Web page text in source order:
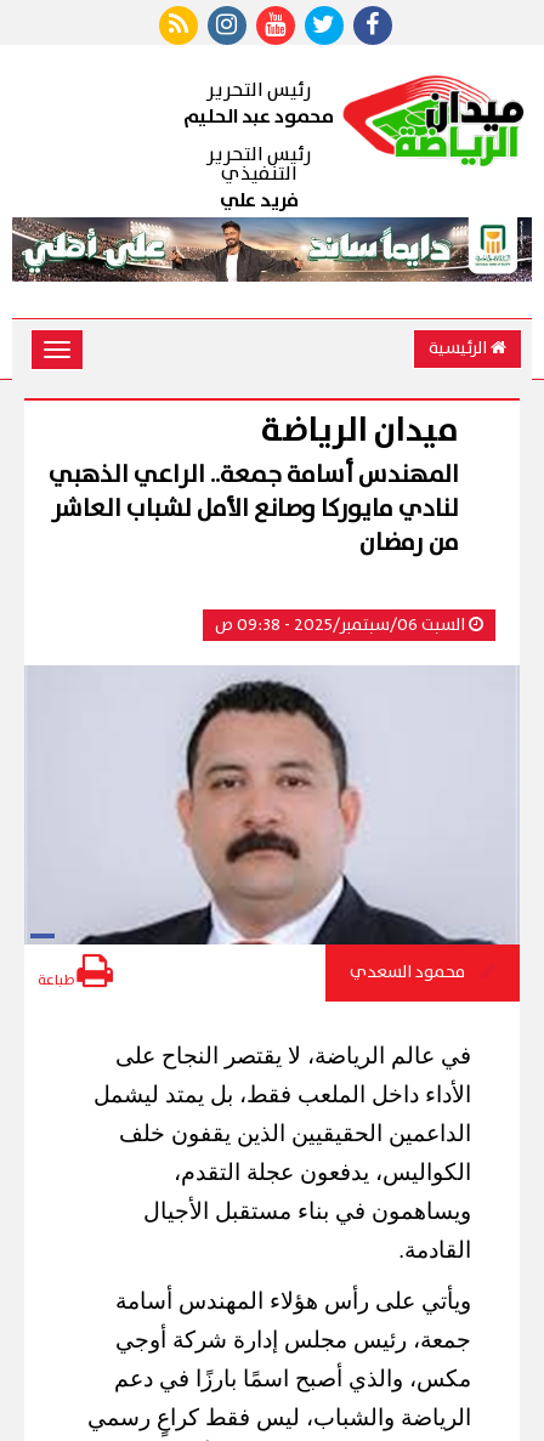
رئيس التحرير
محمود عبد الحليم
رئيس التحرير
التنفيذي
فريد علي
الرئيسية
Toggle
ميدان الرياضة
المهندس أسامة جمعة.. الراعي الذهبي
لنادي مايوركا وصانع الأمل لشباب العاشر
من رمضان
السبت 06/سبتمبر/2025 - 09:38 ص
محمود السعدي طباعة
في عالم الرياضة، لا يقتصر النجاح على
الأداء داخل الملعب فقط، بل يمتد ليشمل
الداعمين الحقيقيين الذين يقفون خلف
الكواليس، يدفعون عجلة التقدم،
ويساهمون في بناء مستقبل الأجيال
القادمة.
ويأتي على رأس هؤلاء المهندس أسامة
جمعة، رئيس مجلس إدارة شركة أوجي
مكس، والذي أصبح اسمًا بارزًا في دعم
الرياضة والشباب، ليس فقط كراعٍ رسمي